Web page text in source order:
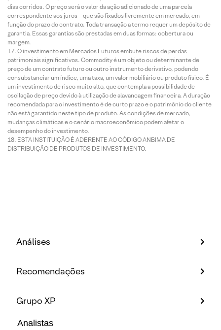
dias corridos. O preço será o valor da ação adicionado de uma parcela
correspondente aos juros – que são fixados livremente em mercado, em
função do prazo do contrato. Toda transação a termo requer um depósito de
garantia. Essas garantias são prestadas em duas formas: cobertura ou
margem.
O investimento em Mercados Futuros embute riscos de perdas
patrimoniais significativos. Commodity é um objeto ou determinante de
preço de um contrato futuro ou outro instrumento derivativo, podendo
consubstanciar um índice, uma taxa, um valor mobiliário ou produto físico. É
um investimento de risco muito alto, que contempla a possibilidade de
oscilação de preço devido à utilização de alavancagem financeira. A duração
recomendada para o investimento é de curto prazo e o patrimônio do cliente
não está garantido neste tipo de produto. As condições de mercado,
mudanças climáticas e o cenário macroeconômico podem afetar o
desempenho do investimento.
ESTA INSTITUIÇÃO É ADERENTE AO CÓDIGO ANBIMA DE
DISTRIBUIÇÃO DE PRODUTOS DE INVESTIMENTO.
Análises
Recomendações
Grupo XP
Analistas